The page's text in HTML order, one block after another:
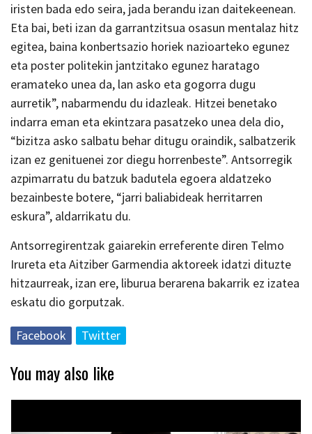
iristen bada edo seira, jada berandu izan daitekeenean.
Eta bai, beti izan da garrantzitsua osasun mentalaz hitz
egitea, baina konbertsazio horiek nazioarteko egunez
eta poster politekin jantzitako egunez haratago
eramateko unea da, lan asko eta gogorra dugu
aurretik”, nabarmendu du idazleak. Hitzei benetako
indarra eman eta ekintzara pasatzeko unea dela dio,
“bizitza asko salbatu behar ditugu oraindik, salbatzerik
izan ez genituenei zor diegu horrenbeste”. Antsorregik
azpimarratu du batzuk badutela egoera aldatzeko
bezainbeste botere, “jarri baliabideak herritarren
eskura”, aldarrikatu du.
Antsorregirentzak gaiarekin erreferente diren Telmo
Irureta eta Aitziber Garmendia aktoreek idatzi dituzte
hitzaurreak, izan ere, liburua berarena bakarrik ez izatea
eskatu dio gorputzak.
Facebook Twitter
You may also like